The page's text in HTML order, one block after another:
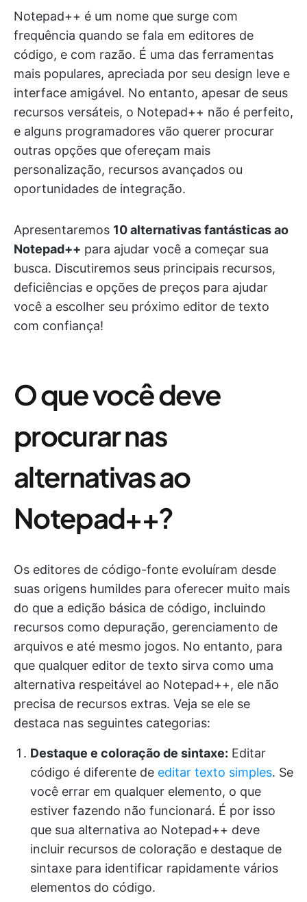
Notepad++ é um nome que surge com
frequência quando se fala em editores de
código, e com razão. É uma das ferramentas
mais populares, apreciada por seu design leve e
interface amigável. No entanto, apesar de seus
recursos versáteis, o Notepad++ não é perfeito,
e alguns programadores vão querer procurar
outras opções que ofereçam mais
personalização, recursos avançados ou
oportunidades de integração.
Apresentaremos 10 alternativas fantásticas ao
Notepad++ para ajudar você a começar sua
busca. Discutiremos seus principais recursos,
deficiências e opções de preços para ajudar
você a escolher seu próximo editor de texto
com confiança!
O que você deve
procurar nas
alternativas ao
Notepad++?
Os editores de código-fonte evoluíram desde
suas origens humildes para oferecer muito mais
do que a edição básica de código, incluindo
recursos como depuração, gerenciamento de
arquivos e até mesmo jogos. No entanto, para
que qualquer editor de texto sirva como uma
alternativa respeitável ao Notepad++, ele não
precisa de recursos extras. Veja se ele se
destaca nas seguintes categorias:
Destaque e coloração de sintaxe: Editar
código é diferente de editar texto simples. Se
você errar em qualquer elemento, o que
estiver fazendo não funcionará. É por isso
que sua alternativa ao Notepad++ deve
incluir recursos de coloração e destaque de
sintaxe para identificar rapidamente vários
elementos do código.